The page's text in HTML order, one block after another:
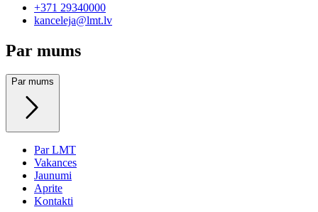
+371 29340000
kanceleja@lmt.lv
Par mums
Par mums
Par LMT
Vakances
Jaunumi
Aprite
Kontakti